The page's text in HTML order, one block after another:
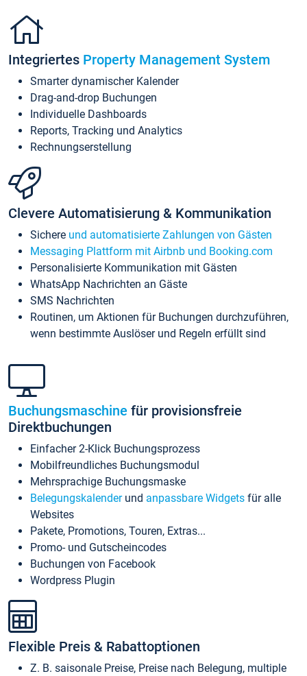
Integriertes Property Management System
Smarter dynamischer Kalender
Drag-and-drop Buchungen
Individuelle Dashboards
Reports, Tracking und Analytics
Rechnungserstellung
Clevere Automatisierung & Kommunikation
Sichere und automatisierte Zahlungen von Gästen
Messaging Plattform mit Airbnb und Booking.com
Personalisierte Kommunikation mit Gästen
WhatsApp Nachrichten an Gäste
SMS Nachrichten
Routinen, um Aktionen für Buchungen durchzuführen,
wenn bestimmte Auslöser und Regeln erfüllt sind
Buchungsmaschine für provisionsfreie
Direktbuchungen
Einfacher 2-Klick Buchungsprozess
Mobilfreundliches Buchungsmodul
Mehrsprachige Buchungsmaske
Belegungskalenderund anpassbare Widgets für alle
Websites
Pakete, Promotions, Touren, Extras...
Promo- und Gutscheincodes
Buchungen von Facebook
Wordpress Plugin
Flexible Preis & Rabattoptionen
Z. B. saisonale Preise, Preise nach Belegung, multiple